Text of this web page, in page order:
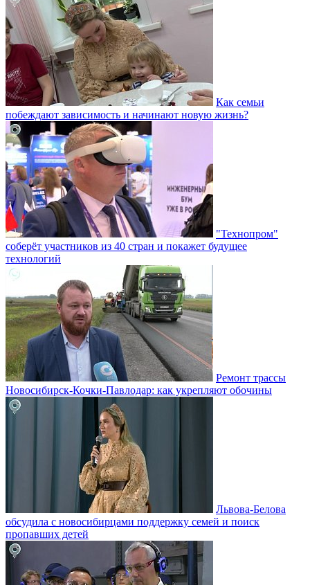
Как семьи
побеждают зависимость и начинают новую жизнь?
"Технопром"
соберёт участников из 40 стран и покажет будущее
технологий
Ремонт трассы
Новосибирск-Кочки-Павлодар: как укрепляют обочины
Львова-Белова
обсудила с новосибирцами поддержку семей и поиск
пропавших детей